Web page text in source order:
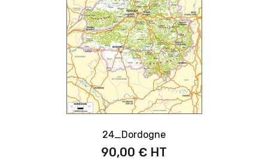
24_Dordogne
90,00 €